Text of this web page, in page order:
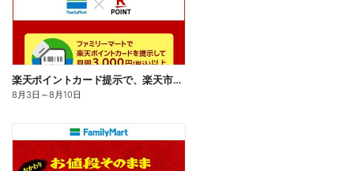
楽天ポイントカード提示で、楽天市場でのお買い物がおトクに!
8月3日 ～8月10日